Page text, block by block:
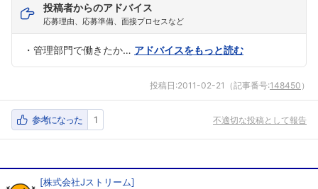
投稿者からのアドバイス
応募理由、応募準備、面接プロセスなど
・管理部門で働きたか… アドバイスをもっと読む
投稿日:2011-02-21 （記事番号:148450 ）
参考になった 1 不適切な投稿として報告
[株式会社Jストリーム]